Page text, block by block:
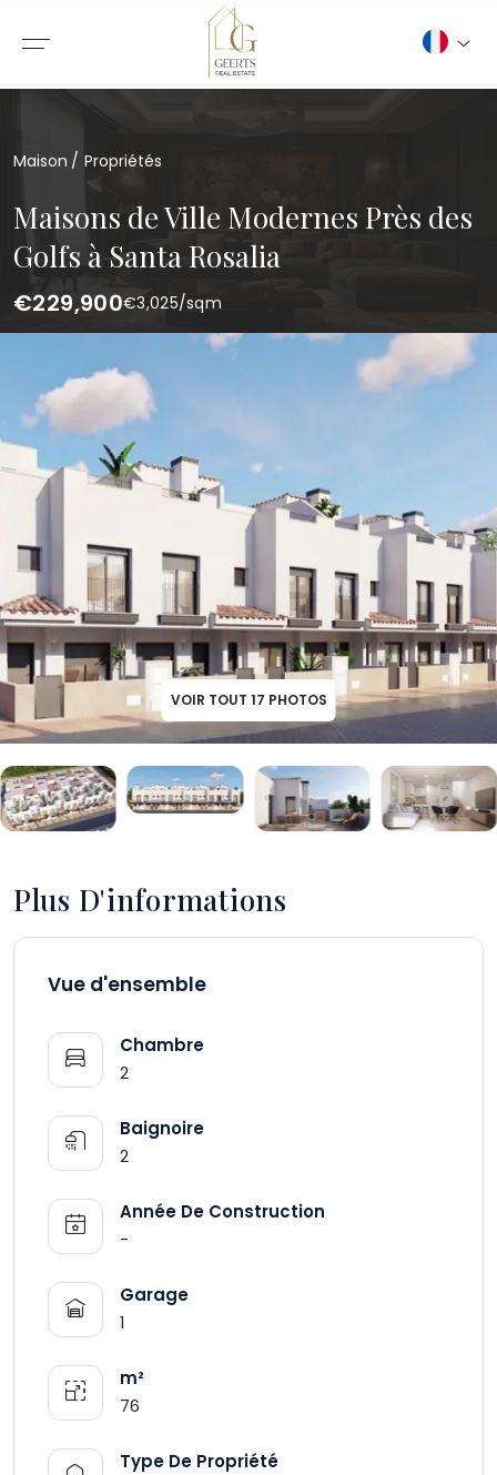
Maison Propriétés
Maisons de Ville Modernes Près des
Golfs à Santa Rosalia
€229,900€3,025/sqm
VOIR TOUT 17 PHOTOS
Plus D'informations
Vue d'ensemble
Chambre
2
Baignoire
2
Année De Construction
-
Garage
1
m²
76
Type De Propriété